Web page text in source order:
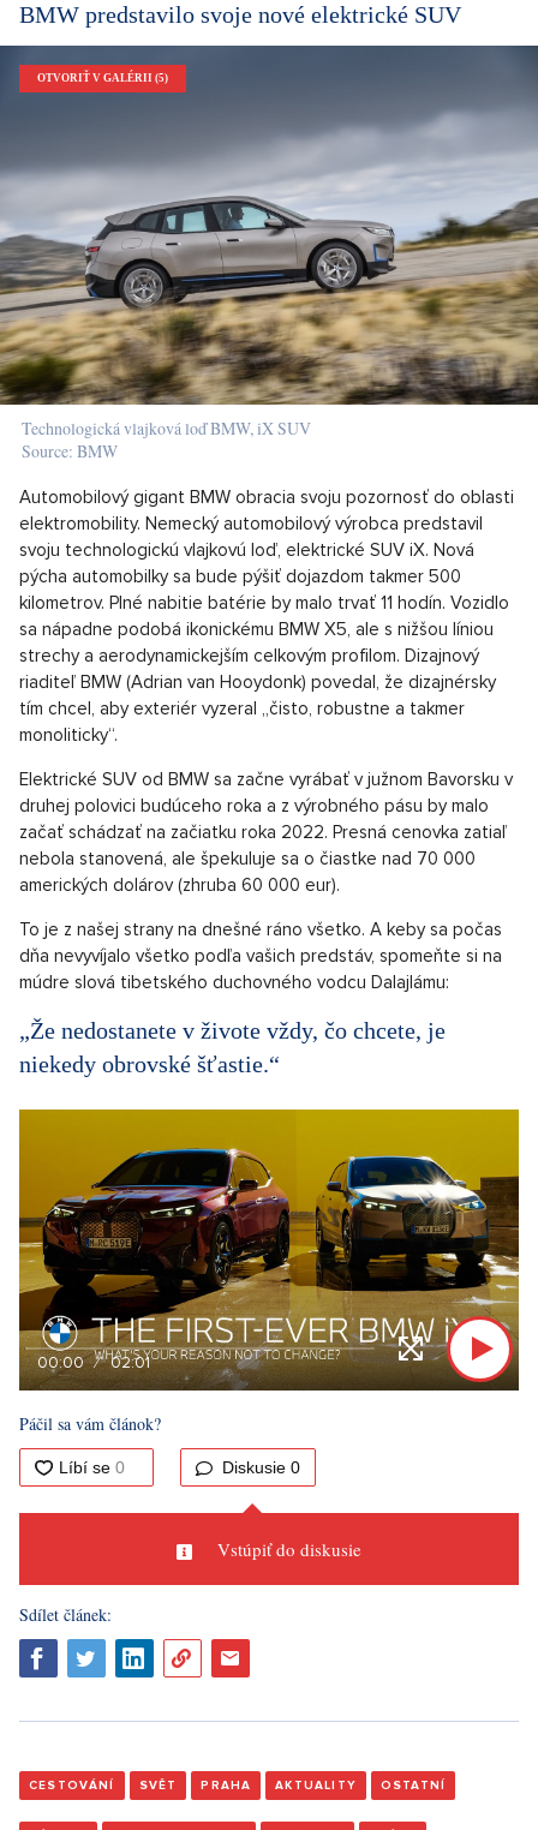
BMW predstavilo svoje nové elektrické SUV
OTVORIŤ V GALÉRII (5)
Technologická vlajková loď BMW, iX SUV
Source: BMW
Automobilový gigant BMW obracia svoju pozornosť do oblasti
elektromobility. Nemecký automobilový výrobca predstavil
svoju technologickú vlajkovú loď, elektrické SUV iX. Nová
pýcha automobilky sa bude pýšiť dojazdom takmer 500
kilometrov. Plné nabitie batérie by malo trvať 11 hodín. Vozidlo
sa nápadne podobá ikonickému BMW X5, ale s nižšou líniou
strechy a aerodynamickejším celkovým profilom. Dizajnový
riaditeľ BMW (Adrian van Hooydonk) povedal, že dizajnérsky
tím chcel, aby exteriér vyzeral „čisto, robustne a takmer
monoliticky“.
Elektrické SUV od BMW sa začne vyrábať v južnom Bavorsku v
druhej polovici budúceho roka a z výrobného pásu by malo
začať schádzať na začiatku roka 2022. Presná cenovka zatiaľ
nebola stanovená, ale špekuluje sa o čiastke nad 70 000
amerických dolárov (zhruba 60 000 eur).
To je z našej strany na dnešné ráno všetko. A keby sa počas
dňa nevyvíjalo všetko podľa vašich predstáv, spomeňte si na
múdre slová tibetského duchovného vodcu Dalajlámu:
„Že nedostanete v živote vždy, čo chcete, je
niekedy obrovské šťastie.“
00:00 02:01
Páčil sa vám článok?
Diskusie 0
Vstúpiť do diskusie
Sdílet článek:
CESTOVÁNÍ SVĚT PRAHA AKTUALITY OSTATNÍ